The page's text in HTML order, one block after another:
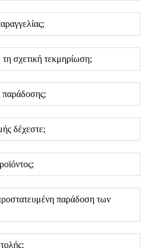
σχετική τεκμηρίωση;
παράδοσης;
δέχεστε;
παράδοση των